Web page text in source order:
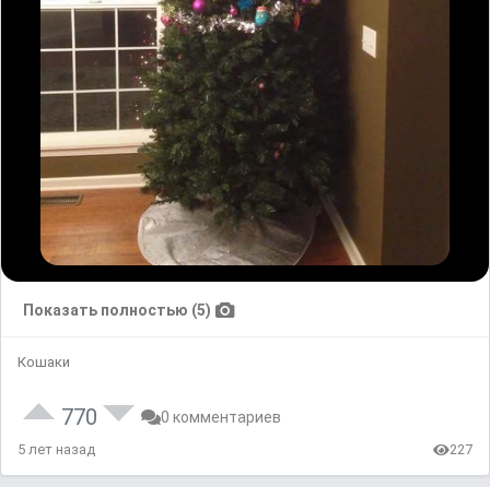
Показать полностью (5)
Кошаки
770 0 комментариев
5 лет назад 227